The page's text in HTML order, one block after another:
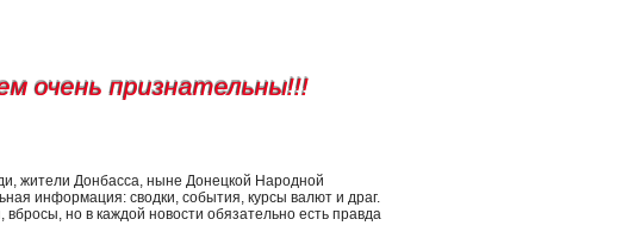
очень признательны!!!
жители Донбасса, ныне Донецкой Народной
информация: сводки, события, курсы валют и драг.
но в каждой новости обязательно есть правда